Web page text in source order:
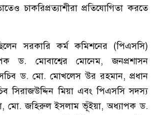
চাকরিপ্রত্যাশীরা প্রতিযোগিতা করতে
সরকারি কর্ম কমিশনের (পিএসসি)
ড. মোবাশ্বের মোনেম, জনপ্রশাসন
সচিব ড. মো. মোখলেস উর রহমান, প্রধান
সিরাজউদ্দিন মিয়া এবং পিএসসি সদস্য
মো. জহিরুল ইসলাম ভূঁইয়া, অধ্যাপক ড.